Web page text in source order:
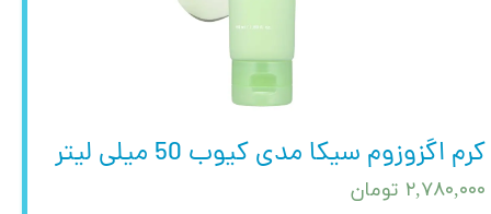
کرم اگزوزوم سیکا مدی کیوب 50 میلی لیتر
۲,۷۸۰,۰۰۰ تومان